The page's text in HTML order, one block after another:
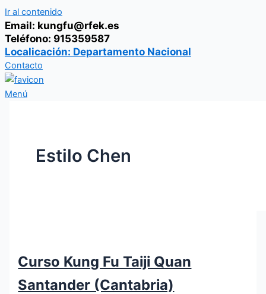
Ir al contenido
Email: kungfu@rfek.es
Teléfono: 915359587
Localicación: Departamento Nacional
Contacto
Menú
Estilo Chen
Curso Kung Fu Taiji Quan
Santander (Cantabria)